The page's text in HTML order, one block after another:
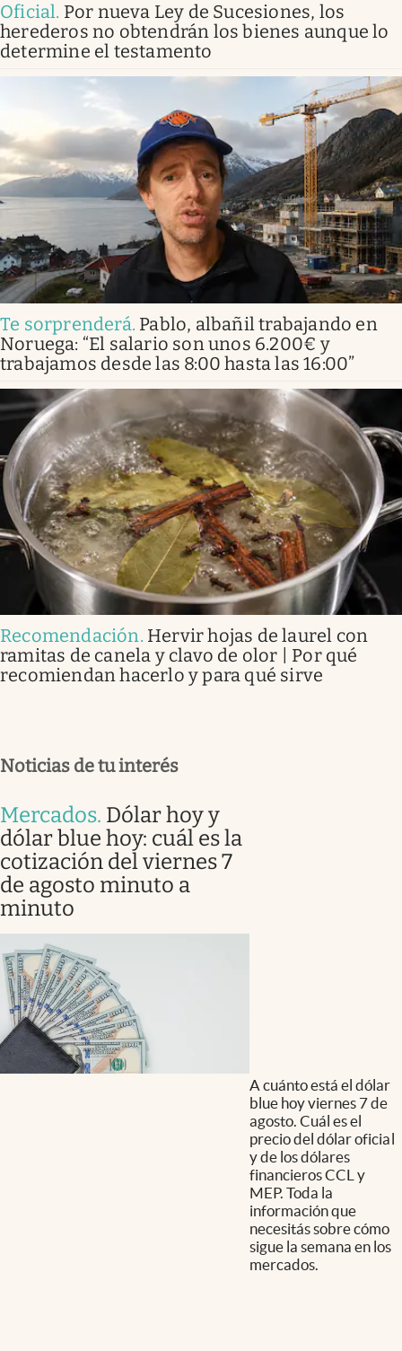
Oficial. Por nueva Ley de Sucesiones, los
herederos no obtendrán los bienes aunque lo
determine el testamento
Te sorprenderá. Pablo, albañil trabajando en
Noruega: “El salario son unos 6.200€ y
trabajamos desde las 8:00 hasta las 16:00”
Recomendación. Hervir hojas de laurel con
ramitas de canela y clavo de olor | Por qué
recomiendan hacerlo y para qué sirve
Noticias de tu interés
Mercados. Dólar hoy y
dólar blue hoy: cuál es la
cotización del viernes 7
de agosto minuto a
minuto
A cuánto está el dólar
blue hoy viernes 7 de
agosto. Cuál es el
precio del dólar oficial
y de los dólares
financieros CCL y
MEP. Toda la
información que
necesitás sobre cómo
sigue la semana en los
mercados.